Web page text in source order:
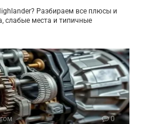
Разбираем все плюсы и
слабые места и типичные
0